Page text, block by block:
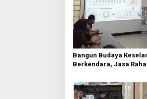
Bangun Budaya
Berkendara, Jasa
Medan Industri